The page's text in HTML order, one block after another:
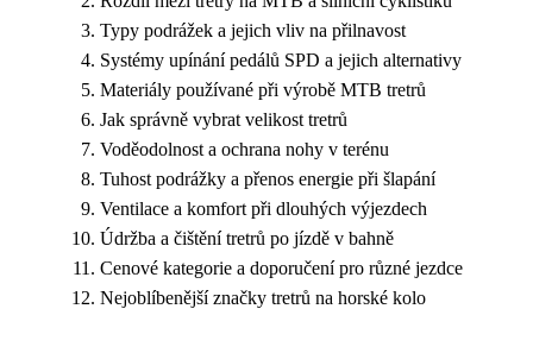
Typy podrážek a jejich vliv na přilnavost
Systémy upínání pedálů SPD a jejich alternativy
Materiály používané při výrobě MTB tretrů
Jak správně vybrat velikost tretrů
Voděodolnost a ochrana nohy v terénu
Tuhost podrážky a přenos energie při šlapání
Ventilace a komfort při dlouhých výjezdech
Údržba a čištění tretrů po jízdě v bahně
Cenové kategorie a doporučení pro různé jezdce
Nejoblíbenější značky tretrů na horské kolo